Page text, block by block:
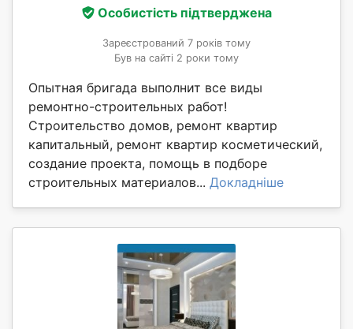
Особистість підтверджена
Зареєстрований 7 років тому
Був на сайті 2 роки тому
Опытная бригада выполнит все виды
ремонтно-строительных работ!
Строительство домов, ремонт квартир
капитальный, ремонт квартир косметический,
создание проекта, помощь в подборе
строительных материалов... Докладніше